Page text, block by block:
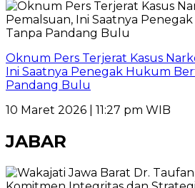
Oknum Pers Terjerat Kasus
Ini Saatnya Penegak Hukum
Pandang Bulu
10 Maret 2026 | 11:27 pm WIB
JABAR